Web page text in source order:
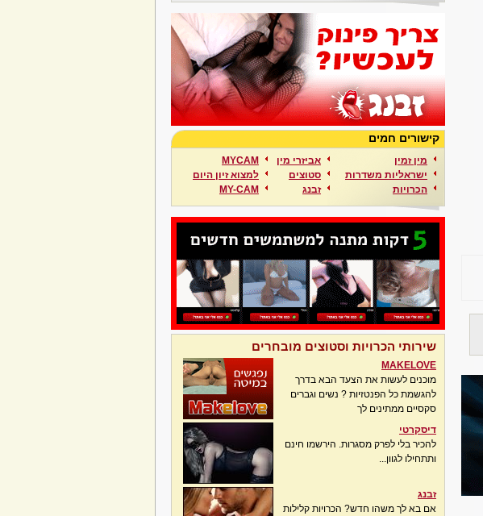
קישורים חמים
מין זמין
ישראליות משדרות
הכרויות
אביזרי מין
סטוצים
זבנג
MYCAM
למצוא זיון היום
MY-CAM
שירותי הכרויות וסטוצים מובחרים
MAKELOVE
מוכנים לעשות את הצעד הבא בדרך
להגשמת כל הפנטזיות ? נשים וגברים
סקסיים ממתינים לך
דיסקרטי
להכיר בלי לפרק מסגרות. הירשמו חינם
ותתחילו לגוון...
זבנג
אם בא לך משהו חדש? הכרויות קלילות